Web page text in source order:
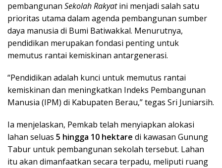
pembangunan Sekolah Rakyatini menjadi salah satu
prioritas utama dalam agenda pembangunan sumber
daya manusia di Bumi Batiwakkal. Menurutnya,
pendidikan merupakan fondasi penting untuk
memutus rantai kemiskinan antargenerasi.
“Pendidikan adalah kunci untuk memutus rantai
kemiskinan dan meningkatkan Indeks Pembangunan
Manusia (IPM) di Kabupaten Berau,” tegas Sri Juniarsih.
Ia menjelaskan, Pemkab telah menyiapkan alokasi
lahan seluas 5 hingga 10 hektare di kawasan Gunung
Tabur untuk pembangunan sekolah tersebut. Lahan
itu akan dimanfaatkan secara terpadu, meliputi ruang